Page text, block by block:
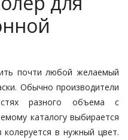
почти любой желаемый
Обычно производители
разного объема с
каталогу выбирается
колеруется в нужный цвет.